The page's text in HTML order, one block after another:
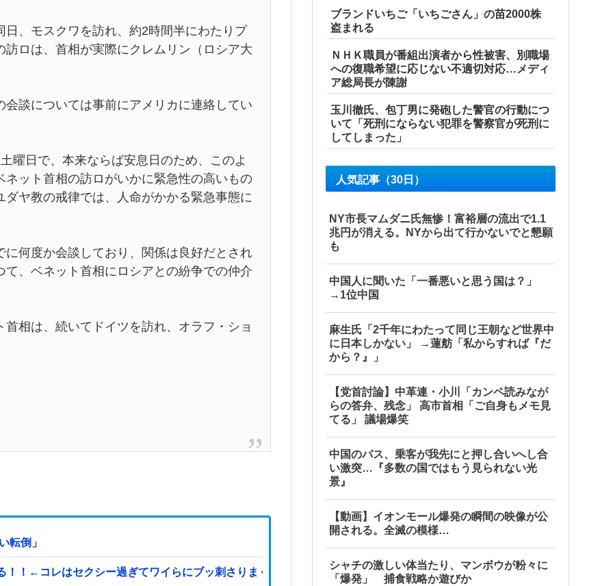
、モスクワを訪れ、約2時間半にわたりプ
ロは、首相が実際にクレムリン（ロシア大
談については事前にアメリカに連絡してい
曜日で、本来ならば安息日のため、このよ
ット首相の訪ロがいかに緊急性の高いもの
ヤ教の戒律では、人命がかかる緊急事態に
何度か会談しており、関係は良好だとされ
、ベネット首相にロシアとの紛争での仲介
相は、続いてドイツを訪れ、オラフ・ショ
転倒」
！！←コレはセクシー過ぎてワイらにブッ刺さりまくりw w w w w w w w w
ブランドいちご「いちごさん」の苗2000株
盗まれる
ＮＨＫ職員が番組出演者から性被害、別職場
への復職希望に応じない不適切対応…メディ
ア総局長が陳謝
玉川徹氏、包丁男に発砲した警官の行動につ
いて「死刑にならない犯罪を警察官が死刑に
してしまった」
人気記事（30日）
NY市長マムダニ氏無惨！富裕層の流出で1.1
兆円が消える。NYから出て行かないでと懇願
も
中国人に聞いた「一番悪いと思う国は？」
→1位中国
麻生氏「2千年にわたって同じ王朝など世界中
に日本しかない」 →蓮舫「私からすれば『だ
から？』」
【党首討論】中革連・小川「カンペ読みなが
らの答弁、残念」 高市首相「ご自身もメモ見
てる」 議場爆笑
中国のバス、乗客が我先にと押し合いへし合
い激突…『多数の国ではもう見られない光
景』
【動画】イオンモール爆発の瞬間の映像が公
開される。全滅の模様…
シャチの激しい体当たり、マンボウが粉々に
「爆発」 捕食戦略か遊びか